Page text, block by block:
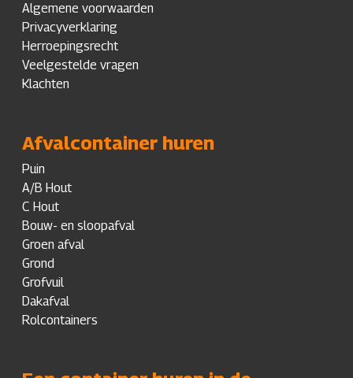
Algemene voorwaarden
Privacyverklaring
Herroepingsrecht
Veelgestelde vragen
Klachten
Afvalcontainer huren
Puin
A/B Hout
C Hout
Bouw- en sloopafval
Groen afval
Grond
Grofvuil
Dakafval
Rolcontainers